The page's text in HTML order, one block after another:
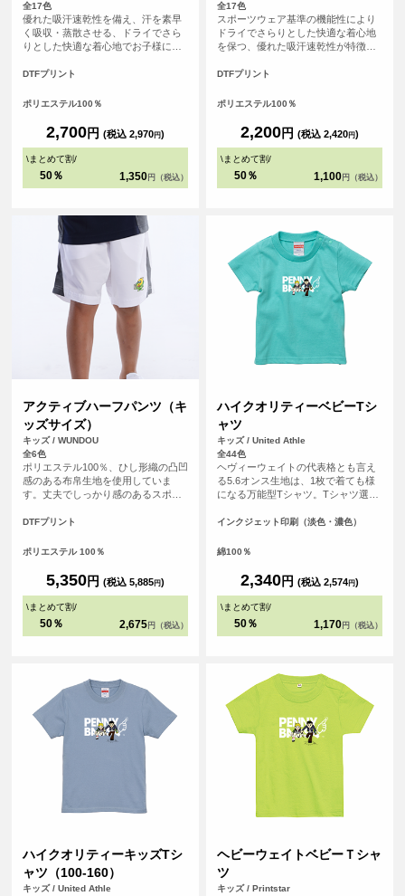
全17色
優れた吸汗速乾性を備え、汗を素早
く吸収・蒸散させる、ドライでさら
りとした快適な着心地でお子様にも
ポロシャツ。アクティブな外出シー
印象を保ちます。さらに、シルクの
なルックスながら、オンオフ問わず
快適に着用いただけます。
DTFプリント
ポリエステル100％
2,700円 (税込 2,970円)
\まとめて割/
50％ 1,350 円（税込）
全17色
スポーツウェア基準の機能性により
ドライでさらりとした快適な着心地
を保つ、優れた吸汗速乾性が特徴の
ような滑らかな生地感で肌触りも魅
ほどの心地よさは、アクティブシー
段使いにもぴったりです。
DTFプリント
ポリエステル100％
2,200円 (税込 2,420円)
\まとめて割/
50％ 1,100 円（税込）
アクティブハーフパンツ（キ
ッズサイズ）
キッズ / WUNDOU
全6色
ポリエステル100％、ひし形織の凸凹
感のある布帛生地を使用していま
す。丈夫でしっかり感のあるスポー
ニスボールなども収まる深めのビッ
ストゴム調整可能な紐付きです。 S
ございます。
DTFプリント
ポリエステル 100％
5,350円 (税込 5,885円)
\まとめて割/
50％ 2,675 円（税込）
ハイクオリティーベビーTシ
ャツ
キッズ / United Athle
全44色
ヘヴィーウェイトの代表格とも言え
る5.6オンス生地は、1枚で着ても様
になる万能型Tシャツ。Tシャツ選び
い」「透けない」「長持ちする」と
インクジェット印刷（淡色・濃色）
綿100％
2,340円 (税込 2,574円)
\まとめて割/
50％ 1,170 円（税込）
ハイクオリティーキッズTシ
ャツ（100-160）
キッズ / United Athle
ヘビーウェイトベビーＴシャ
ツ
キッズ / Printstar